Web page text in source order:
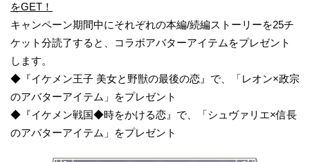
をGET！
キャンペーン期間中にそれぞれの本編/続編ストーリーを25チ
ケット分読了すると、コラボアバターアイテムをプレゼント
します。
◆『イケメン王子 美女と野獣の最後の恋』で、「レオン×政宗
のアバターアイテム」をプレゼント
◆『イケメン戦国◆時をかける恋』で、「シュヴァリエ×信長
のアバターアイテム」をプレゼント